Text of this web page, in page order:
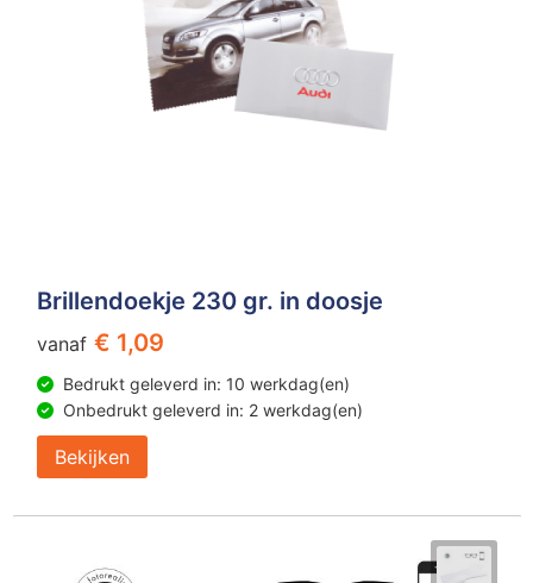
Brillendoekje 230 gr. in doosje
vanaf € 1,09
Bedrukt geleverd in: 10 werkdag(en)
Onbedrukt geleverd in: 2 werkdag(en)
Bekijken